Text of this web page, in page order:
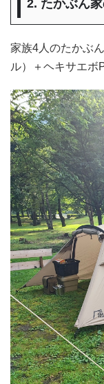
2. たかぶん
家族4人のたかぶ
ル）＋ヘキサエボ